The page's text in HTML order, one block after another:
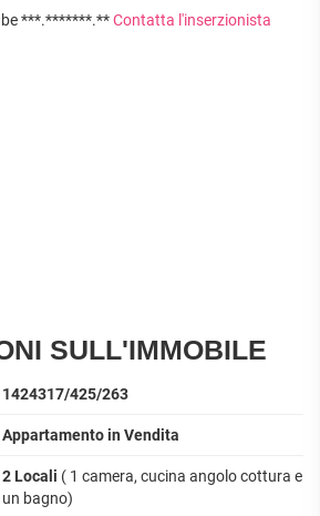
APPARTAMENTI
***.*******.**Contatta l'inserzionista
SULL'IMMOBILE
1424317/425/263
Appartamento in Vendita
2 Locali ( 1 camera, cucina angolo cottura e
un bagno)